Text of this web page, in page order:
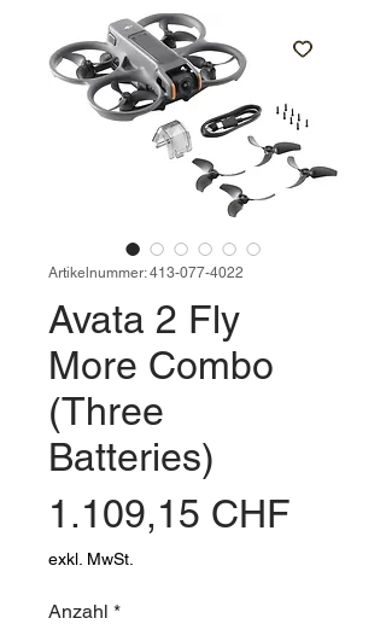
Artikelnummer: 413-077-4022
Avata 2 Fly
More Combo
(Three
Batteries)
1.109,15 CHF
exkl. MwSt.
Anzahl *